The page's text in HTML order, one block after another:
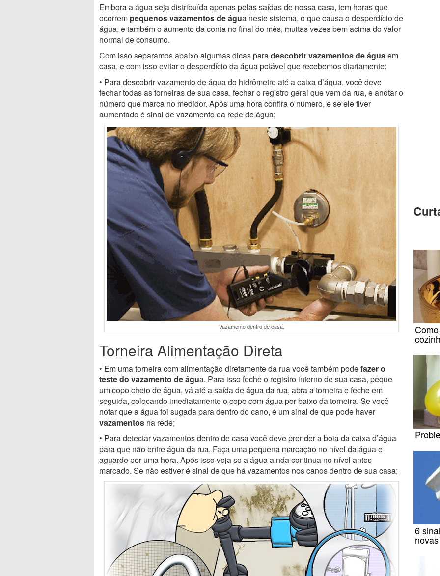
Embora a água seja distribuída apenas pelas saídas de nossa casa, tem horas que
ocorrem pequenos vazamentos de água neste sistema, o que causa o desperdício de
água, e também o aumento da conta no final do mês, muitas vezes bem acima do valor
normal de consumo.
Com isso separamos abaixo algumas dicas paradescobrir vazamentos de águaem
casa, e com isso evitar o desperdício da água potável que recebemos diariamente:
• Para descobrir vazamento de água do hidrômetro até a caixa d’água, você deve
fechar todas as torneiras de sua casa, fechar o registro geral que vem da rua, e anotar o
número que marca no medidor. Após uma hora confira o número, e se ele tiver
aumentado é sinal de vazamento da rede de água;
Vazamento dentro de casa.
Torneira Alimentação Direta
• Em uma torneira com alimentação diretamente da rua você também podefazer o
teste do vazamento de água. Para isso feche o registro interno de sua casa, peque
um copo cheio de água, vá até a saída de água da rua, abra a torneira e feche em
seguida, colocando imediatamente o copo com água por baixo da torneira. Se você
notar que a água foi sugada para dentro do cano, é um sinal de que pode haver
vazamentos na rede;
• Para detectar vazamentos dentro de casa você deve prender a boia da caixa d’água
para que não entre água da rua. Faça uma pequena marcação no nível da água e
aguarde por uma hora. Após isso veja se a água ainda continua no nível antes
marcado. Se não estiver é sinal de que há vazamentos nos canos dentro de sua casa;
6
novas